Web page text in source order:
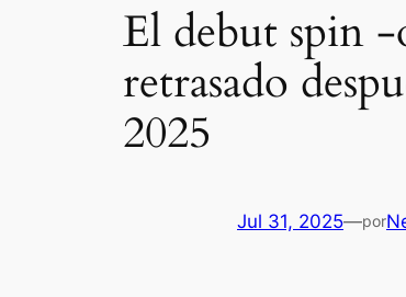
El debut spin
retrasado
2025
Jul 31, 2025—por